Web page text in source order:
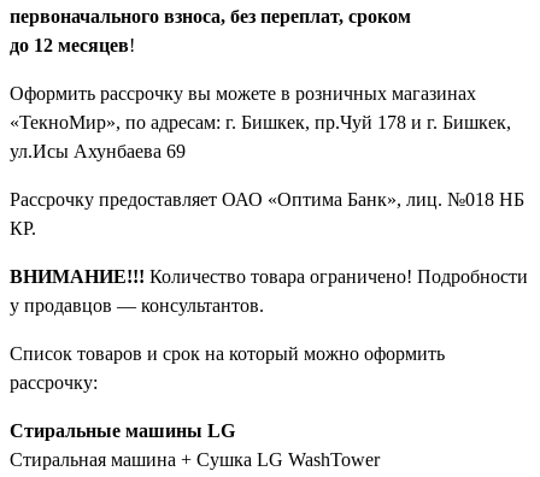
первоначального взноса, без переплат, сроком
до 12 месяцев!
Оформить рассрочку вы можете в розничных магазинах
«ТекноМир», по адресам: г. Бишкек, пр.Чуй 178 и г. Бишкек,
ул.Исы Ахунбаева 69
Рассрочку предоставляет ОАО «Оптима Банк», лиц. №018 НБ
КР.
ВНИМАНИЕ!!! Количество товара ограничено! Подробности
у продавцов — консультантов.
Список товаров и срок на который можно оформить
рассрочку:
Cтиральные машины LG
Стиральная машина + Сушка LG WashTower